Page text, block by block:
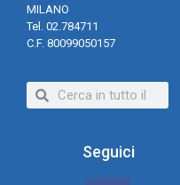
MILANO
Tel. 02.784711
C.F. 80099050157
Seguici